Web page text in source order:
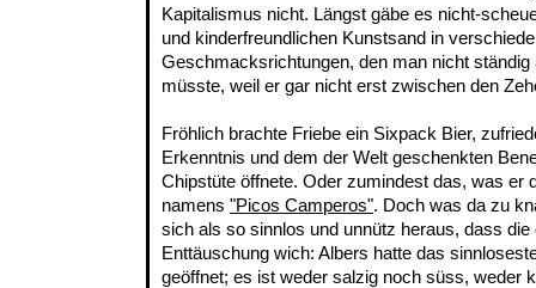
Kapitalismus nicht. Längst gäbe es nicht-
und kinderfreundlichen Kunstsand in
Geschmacksrichtungen, den man nicht
müsste, weil er gar nicht erst zwischen den
Fröhlich brachte Friebe ein Sixpack Bier,
Erkenntnis und dem der Welt geschenkten
Chipstüte öffnete. Oder zumindest das, was er
namens "Picos Camperos". Doch was da zu
sich als so sinnlos und unnütz heraus, dass
Enttäuschung wich: Albers hatte das
geöffnet; es ist weder salzig noch süss, weder